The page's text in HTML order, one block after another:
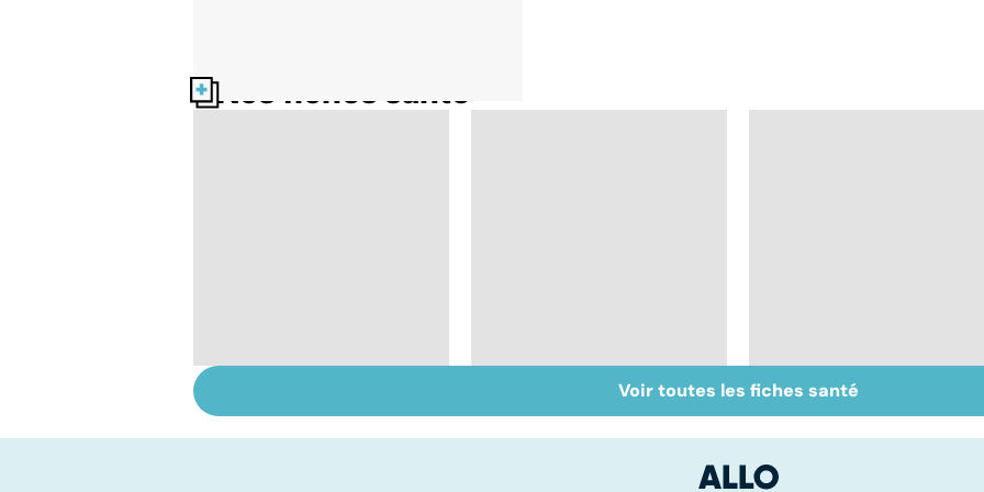
Nos fiches santé
un caillot dans
Phlébites : une
affection à traiter
Mediator® : les
cardiologues en
Voir toutes les fiches santé